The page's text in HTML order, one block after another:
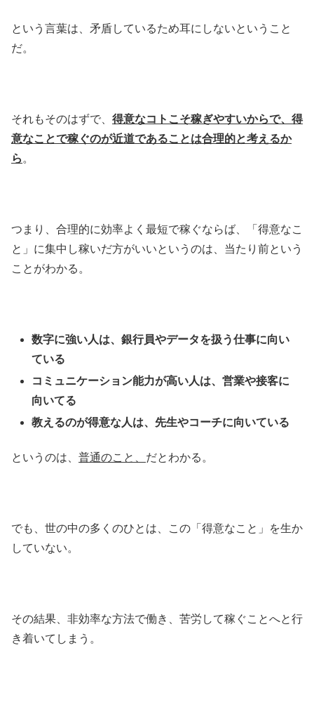
という言葉は、矛盾しているため耳にしないということ
だ。
それもそのはずで、 得意なコトこそ稼ぎやすいからで、得
意なことで稼ぐのが近道であることは合理的と考えるか
ら 。
つまり、合理的に効率よく最短で稼ぐならば、「得意なこ
と」に集中し稼いだ方がいいというのは、当たり前という
ことがわかる。
数字に強い人は、銀行員やデータを扱う仕事に向い
ている
コミュニケーション能力が高い人は、営業や接客に
向いてる
教えるのが得意な人は、先生やコーチに向いている
というのは、 普通のこと、 だとわかる。
でも、世の中の多くのひとは、この「得意なこと」を生か
していない。
その結果、非効率な方法で働き、苦労して稼ぐことへと行
き着いてしまう。